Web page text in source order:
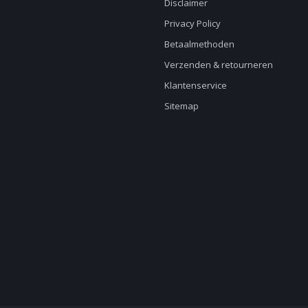
Disclaimer
Privacy Policy
Betaalmethoden
Verzenden & retourneren
Klantenservice
Sitemap